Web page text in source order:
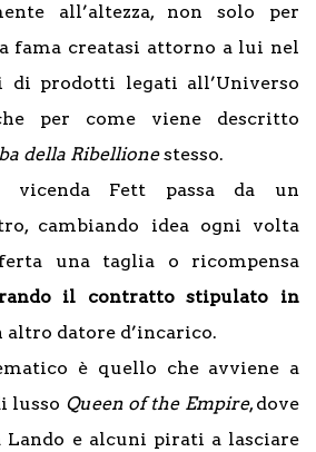
all’altezza, non solo per
fama creatasi attorno a lui nel
di prodotti legati all’Universo
per come viene descritto
della Ribellionestesso.
vicenda Fett passa da un
cambiando idea ogni volta
una taglia o ricompensa
il contratto stipulato in
datore d’incarico.
è quello che avviene a
lusso Queen of the Empire, dove
Lando e alcuni pirati a lasciare